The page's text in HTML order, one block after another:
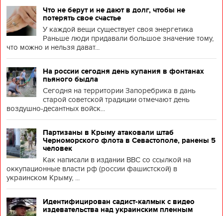
Что не берут и не дают в долг, чтобы не
потерять свое счастье
У каждой вещи существует своя энергетика
Раньше люди придавали большое значение тому,
что можно и нельзя дават...
На россии сегодня день купания в фонтанах
пьяного быдла
Сегодня на территории Запоребрика в дань
старой советской традиции отмечают день
воздушно-десантных войск...
Партизаны в Крыму атаковали штаб
Черноморского флота в Севастополе, ранены 5
человек
Как написали в издании BBC со ссылкой на
оккупационные власти рф (россии фашистской) в
украинском Крыму, ...
Идентифицирован садист-калмык с видео
издевательства над украинским пленным